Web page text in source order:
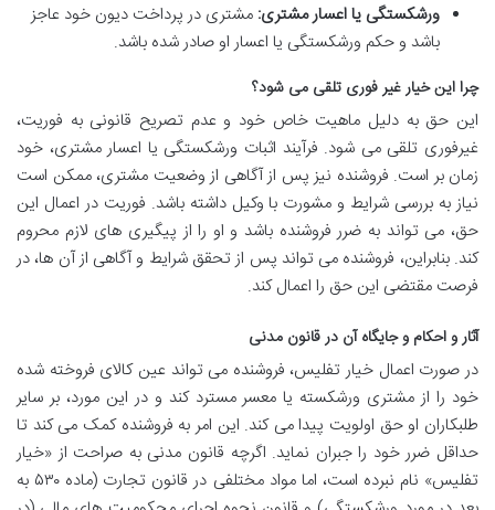
ورشکستگی یا اعسار مشتری: مشتری در پرداخت دیون خود عاجز
باشد و حکم ورشکستگی یا اعسار او صادر شده باشد.
چرا این خیار غیر فوری تلقی می شود؟
این حق به دلیل ماهیت خاص خود و عدم تصریح قانونی به فوریت،
غیرفوری تلقی می شود. فرآیند اثبات ورشکستگی یا اعسار مشتری، خود
زمان بر است. فروشنده نیز پس از آگاهی از وضعیت مشتری، ممکن است
نیاز به بررسی شرایط و مشورت با وکیل داشته باشد. فوریت در اعمال این
حق، می تواند به ضرر فروشنده باشد و او را از پیگیری های لازم محروم
کند. بنابراین، فروشنده می تواند پس از تحقق شرایط و آگاهی از آن ها، در
فرصت مقتضی این حق را اعمال کند.
آثار و احکام و جایگاه آن در قانون مدنی
در صورت اعمال خیار تفلیس، فروشنده می تواند عین کالای فروخته شده
خود را از مشتری ورشکسته یا معسر مسترد کند و در این مورد، بر سایر
طلبکاران او حق اولویت پیدا می کند. این امر به فروشنده کمک می کند تا
حداقل ضرر خود را جبران نماید. اگرچه قانون مدنی به صراحت از «خیار
تفلیس» نام نبرده است، اما مواد مختلفی در قانون تجارت (ماده ۵۳۰ به